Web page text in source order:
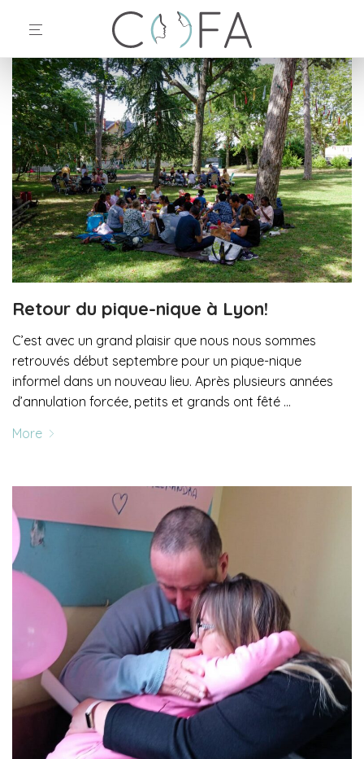
Retour du pique-nique à Lyon!
C’est avec un grand plaisir que nous nous sommes
retrouvés début septembre pour un pique-nique
informel dans un nouveau lieu. Après plusieurs années
d’annulation forcée, petits et grands ont fêté …
More